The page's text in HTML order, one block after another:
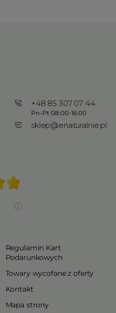
+48 85 307 07 44
Pn-Pt 08:00-16:00
sklep@enaturalnie.pl
Regulamin Kart
Podarunkowych
Towary wycofane z oferty
Kontakt
Mapa strony